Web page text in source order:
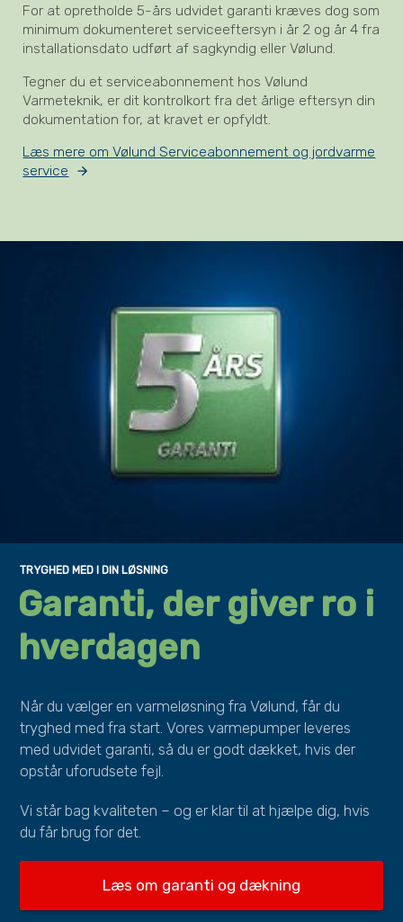
For at opretholde 5-års udvidet garanti kræves dog som
minimum dokumenteret serviceeftersyn i år 2 og år 4 fra
installationsdato udført af sagkyndig eller Vølund.
Tegner du et serviceabonnement hos Vølund
Varmeteknik, er dit kontrolkort fra det årlige eftersyn din
dokumentation for, at kravet er opfyldt.
Læs mere om Vølund Serviceabonnement og jordvarme
service
TRYGHED MED I DIN LØSNING
Garanti, der giver ro i
hverdagen
Når du vælger en varmeløsning fra Vølund, får du
tryghed med fra start. Vores varmepumper leveres
med udvidet garanti, så du er godt dækket, hvis der
opstår uforudsete fejl.
Vi står bag kvaliteten – og er klar til at hjælpe dig, hvis
du får brug for det.
Læs om garanti og dækning